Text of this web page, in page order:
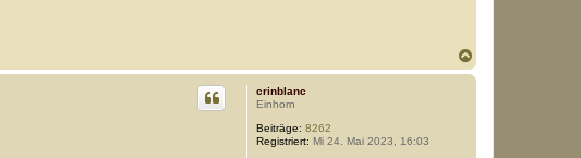
a
c
crinblanc
Einhorn
Beiträge: 8262
Registriert: Mi 24. Mai 2023, 16:03